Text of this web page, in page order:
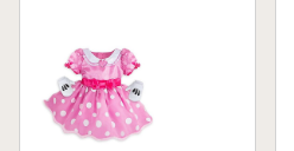
Ratón Para...